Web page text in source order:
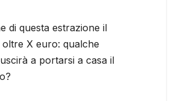
di questa estrazione il
X euro: qualche
a portarsi a casa il